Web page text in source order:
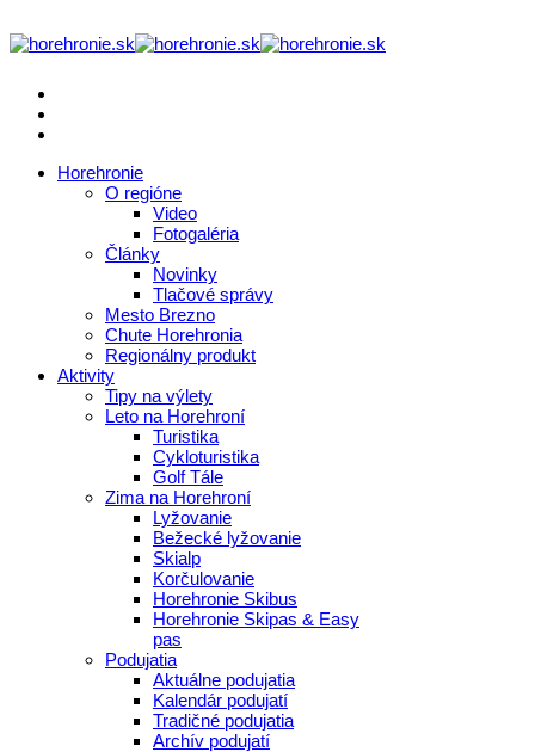
Horehronie
O regióne
Video
Fotogaléria
Články
Novinky
Tlačové správy
Mesto Brezno
Chute Horehronia
Regionálny produkt
Aktivity
Tipy na výlety
Leto na Horehroní
Turistika
Cykloturistika
Golf Tále
Zima na Horehroní
Lyžovanie
Bežecké lyžovanie
Skialp
Korčulovanie
Horehronie Skibus
Horehronie Skipas & Easy
pas
Podujatia
Aktuálne podujatia
Kalendár podujatí
Tradičné podujatia
Archív podujatí